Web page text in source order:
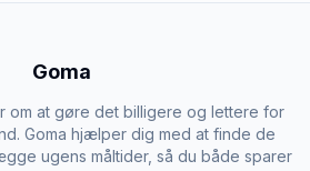
Goma
om at gøre det billigere og lettere for
Goma hjælper dig med at finde de
ugens måltider, så du både sparer